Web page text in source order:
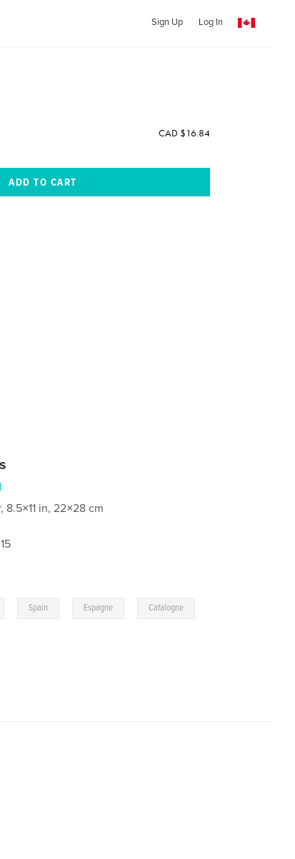
Sign Up Log In
CAD $16.84
8.5×11 in, 22×28 cm
Spain Espagne Catalogne